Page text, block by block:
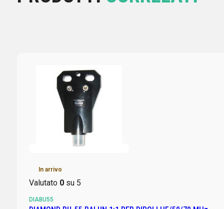
In arrivo
Valutato 0su 5
DIABU55